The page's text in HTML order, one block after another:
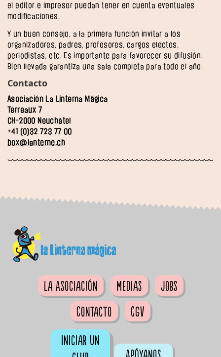
el editor e impresor puedan tener en cuenta eventuales
modificaciones.
Y un buen consejo, a la primera función invitar a los
organizadores, padres, profesores, cargos electos,
periodistas, etc. Es importante para favorecer su difusión.
Bien llevada garantiza una sala completa para todo el año.
Contacto
Asociación La Linterna Mágica
Terreaux 7
CH-2000 Neuchâtel
+41 (0)32 723 77 00
box@lanterne.ch
La Asociación Medias
Jobs
Contacto
CGV
Iniciar un